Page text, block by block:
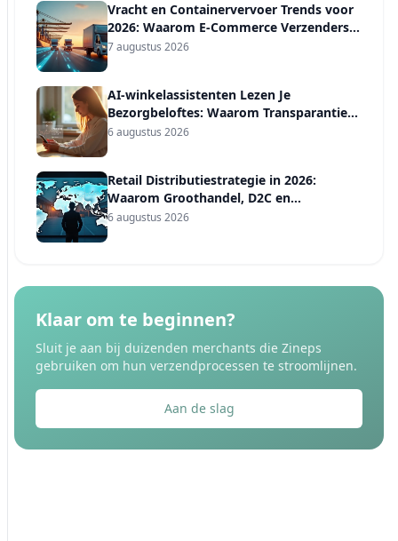
Vracht en Containervervoer Trends voor
2026: Waarom E-Commerce Verzenders
een Vervoerdersdiversificatieplan Nodig
7 augustus 2026
AI-winkelassistenten Lezen Je
Bezorgbeloftes: Waarom Transparantie
het Nieuwe Vertrouwenssignaal Is in
6 augustus 2026
Retail Distributiestrategie in 2026:
Waarom Groothandel, D2C en
Marktplaatsen Vier Verschillende
6 augustus 2026
Klaar om te beginnen?
Sluit je aan bij duizenden merchants die Zineps
gebruiken om hun verzendprocessen te stroomlijnen.
Aan de slag